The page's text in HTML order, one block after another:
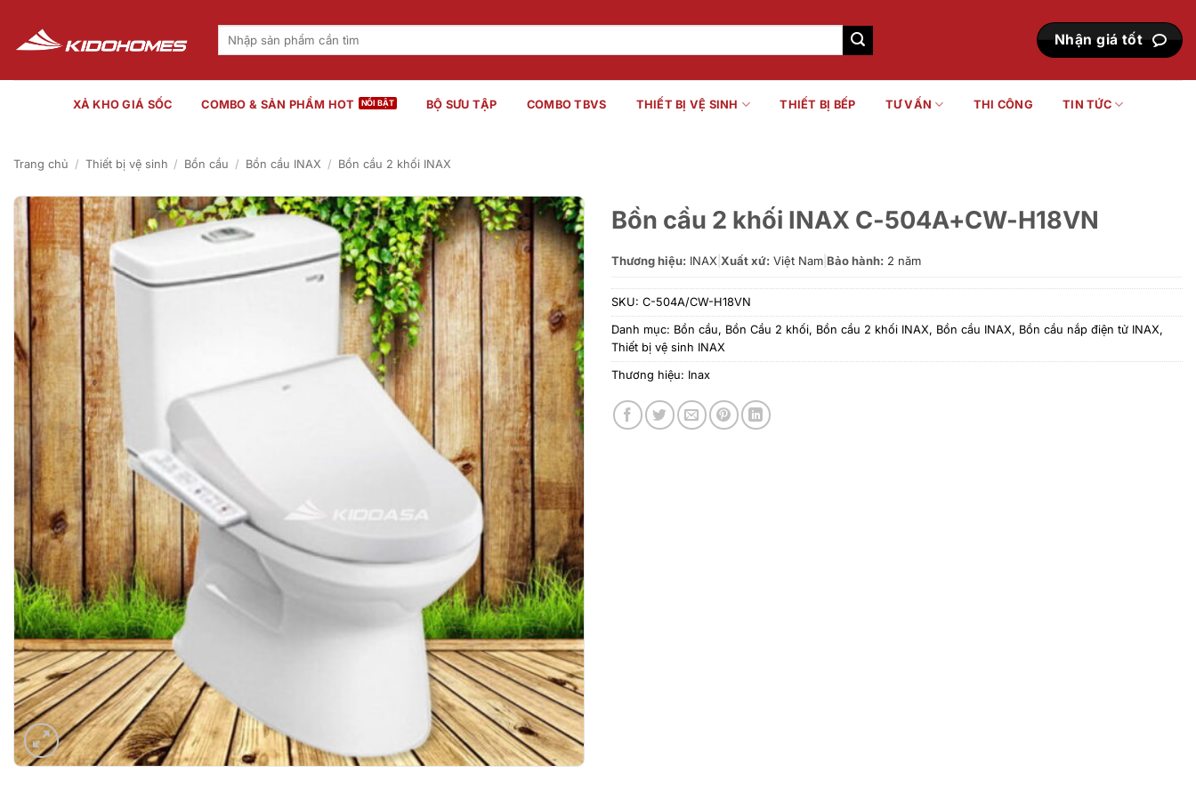
nội
dung
Tìm
Nhận giá tốt
XẢ KHO GIÁ SỐC COMBO & SẢN PHẨM HOT BỘ SƯU TẬP COMBO TBVS THIẾT BỊ VỆ SINH THIẾT BỊ BẾP TƯ VẤN THI CÔNG TIN TỨC
Trang chủ / Thiết bị vệ sinh / Bồn cầu / Bồn cầu INAX / Bồn cầu 2 khối INAX
Bồn cầu 2 khối INAX C-504A+CW-H18VN
Thương hiệu: INAX Xuất xứ: Việt Nam Bảo hành: 2 năm
SKU: C-504A/CW-H18VN
Danh mục: Bồn cầu, Bồn Cầu 2 khối, Bồn cầu 2 khối INAX, Bồn cầu INAX, Bồn cầu nắp điện tử INAX,
Thiết bị vệ sinh INAX
Thương hiệu: Inax